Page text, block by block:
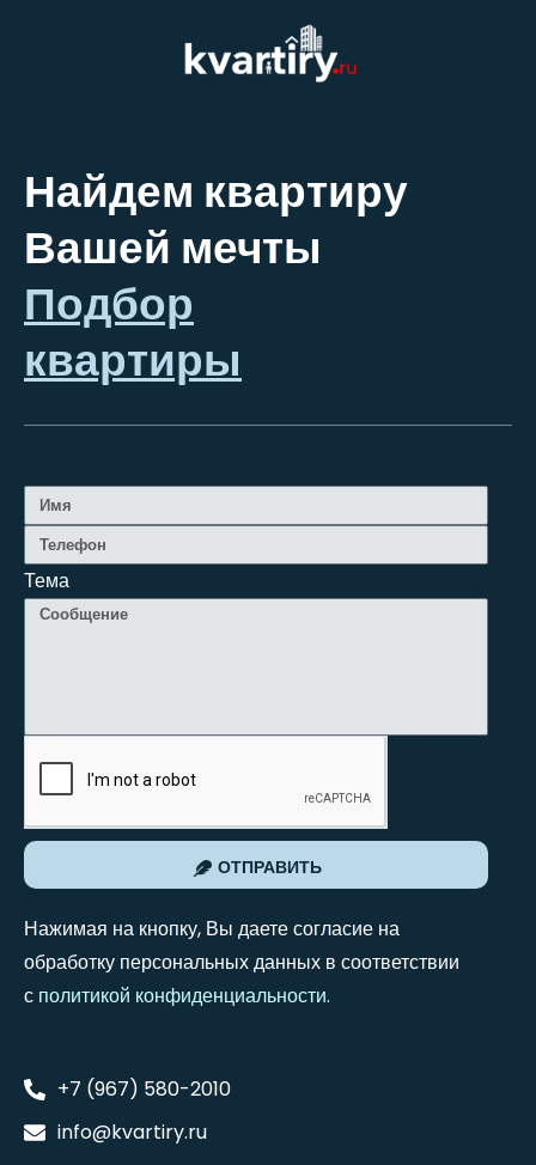
Найдем квартиру
Вашей мечты
Подбор
квартиры
Тема
ОТПРАВИТЬ
Нажимая на кнопку, Вы даете согласие на
обработку персональных данных в соответствии
с политикой конфиденциальности.
+7 (967) 580-2010
info@kvartiry.ru